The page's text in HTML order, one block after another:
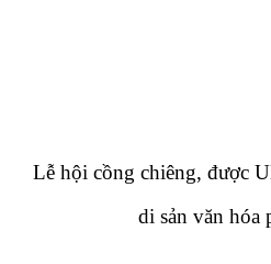
Lễ hội cồng chiêng, được
di sản văn hóa